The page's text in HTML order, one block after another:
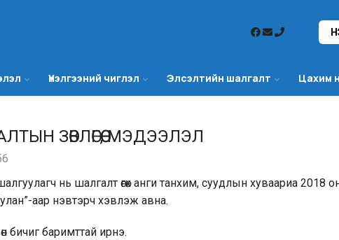
Үнэлгээний чиглэл Элсэлтийн шалгалт Цахим
ЗӨВЛӨГӨӨ, МЭДЭЭЛЭЛ
нь шалгалт өгөх анги танхим, суудлын хуваариа 2018
аар нэвтэрч хэвлэж авна.
бичиг баримттай ирнэ.